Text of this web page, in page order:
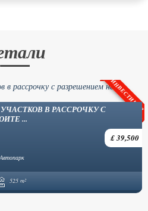
РОСКОШНЫЕ ВИЛЛЫ С
Ozanköy / Kyrenia
Частная